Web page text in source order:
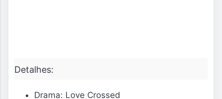
Detalhes:
Drama: Love Crossed